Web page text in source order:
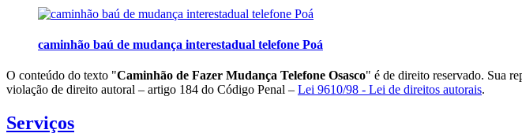
caminhão baú de mudança interestadual telefone Poá
O conteúdo do texto "Caminhão de Fazer Mudança Telefone Osasco" é de direito reservado. Sua
violação de direito autoral – artigo 184 do Código Penal – Lei 9610/98 - Lei de direitos autorais.
Serviços